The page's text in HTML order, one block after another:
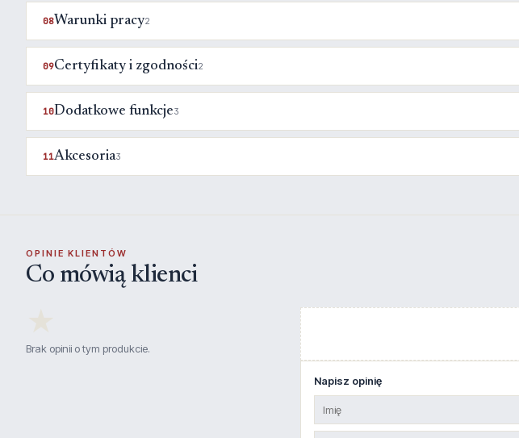
08Warunki pracy2
09Certyfikaty i zgodności2
10Dodatkowe funkcje3
11Akcesoria3
OPINIE KLIENTÓW
Co mówią klienci
Brak opinii o tym produkcie.
Napisz opinię